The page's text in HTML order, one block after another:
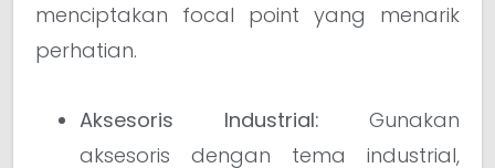
menciptakan focal point yang menarik
perhatian.
Aksesoris Industrial: Gunakan
aksesoris dengan tema industrial,